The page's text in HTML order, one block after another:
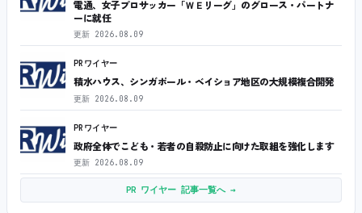
電通、女子プロサッカー「ＷＥリーグ」のグロース・パートナ
ーに就任
更新 2026.08.09
PRワイヤー
積水ハウス、シンガポール・ベイショア地区の大規模複合開発
更新 2026.08.09
PRワイヤー
政府全体でこども・若者の自殺防止に向けた取組を強化します
更新 2026.08.09
PR ワイヤー 記事一覧へ →